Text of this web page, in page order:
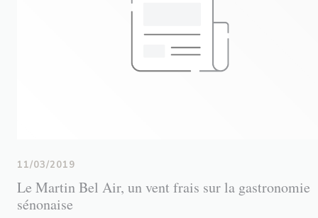
Le Martin Bel Air, un vent frais sur la gastronomie
sénonaise
11/03/2019